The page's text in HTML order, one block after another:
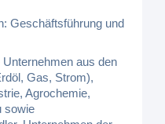
Geschäftsführung und
aus den
Gas, Strom),
Agrochemie,
sowie